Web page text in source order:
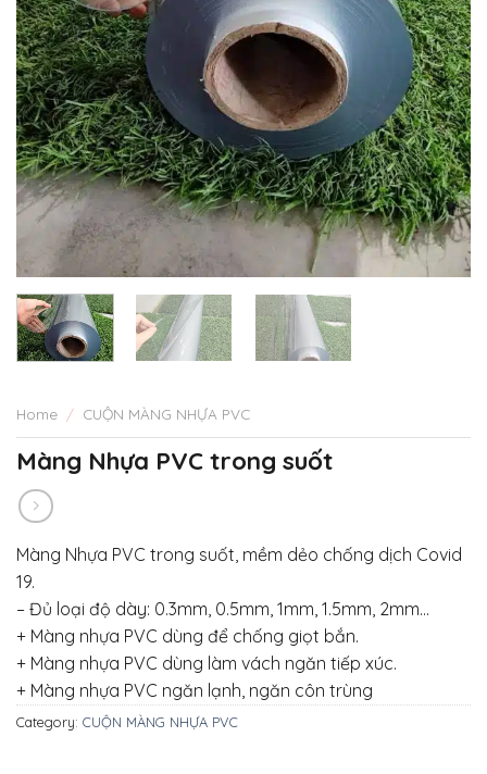
Home / CUỘN MÀNG NHỰA PVC
Màng Nhựa PVC trong suốt
Màng Nhựa PVC trong suốt, mềm dẻo chống dịch Covid
19.
– Đủ loại độ dày: 0.3mm, 0.5mm, 1mm, 1.5mm, 2mm…
+ Màng nhựa PVC dùng để chống giọt bắn.
+ Màng nhựa PVC dùng làm vách ngăn tiếp xúc.
+ Màng nhựa PVC ngăn lạnh, ngăn côn trùng
Category: CUỘN MÀNG NHỰA PVC